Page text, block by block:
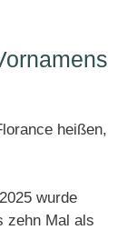
heißen,
wurde
zehn Mal als